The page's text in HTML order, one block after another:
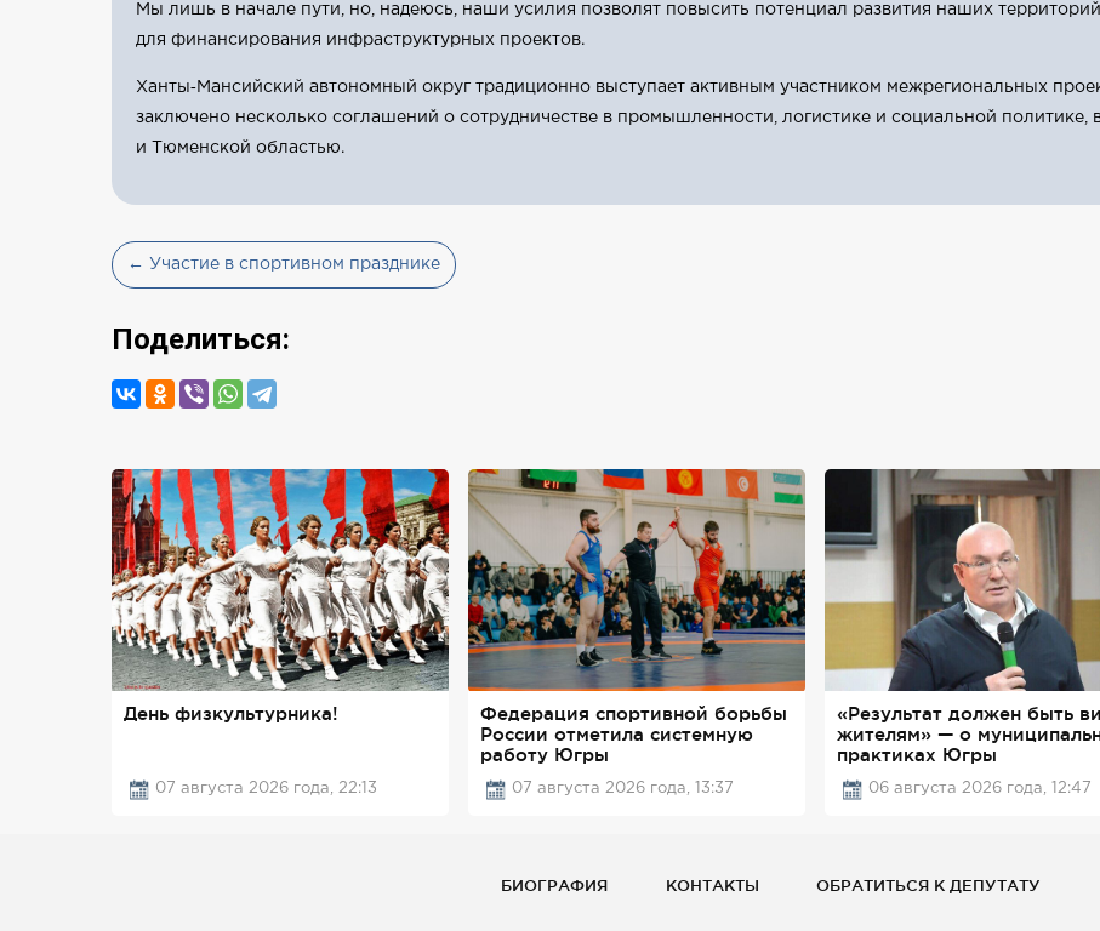
Мы лишь в начале пути, но, надеюсь, наши усилия позволят повысить потенциал развития наших
для финансирования инфраструктурных проектов.
Ханты‑Мансийский автономный округ традиционно выступает активным участником межрегиональных
заключено несколько соглашений о сотрудничестве в промышленности, логистике и социальной политике,
и Тюменской областью.
← Участие в спортивном празднике
Поделиться:
День физкультурника!
07 августа 2026 года, 22:13
Федерация спортивной борьбы
России отметила системную
работу Югры
07 августа 2026 года, 13:37
«Результат должен быть
жителям» — о
практиках Югры
06 августа 2026 года, 12:47
БИОГРАФИЯ КОНТАКТЫ ОБРАТИТЬСЯ К ДЕПУТАТУ